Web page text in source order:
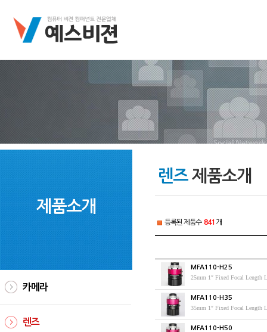
제품소개
카메라
렌즈
렌즈제품소개
등록된 제품수 841 개
MFA110-H25
25mm 1″ Fixed Focal Length
MFA110-H35
35mm 1″ Fixed Focal Length
MFA110-H50